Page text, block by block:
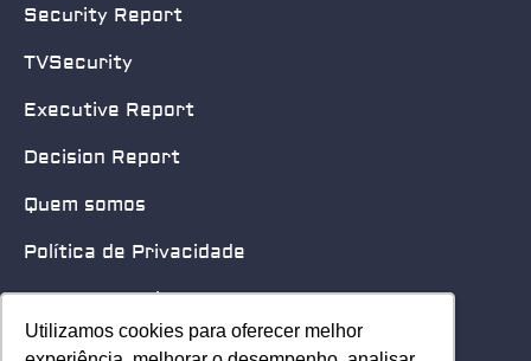
Utilizamos cookies para oferecer melhor
Utilizamos cookies para oferecer melhor
Security Report
TVSecurity
Executive Report
Decision Report
Quem somos
Política de Privacidade
Quero patrocinar
Contato